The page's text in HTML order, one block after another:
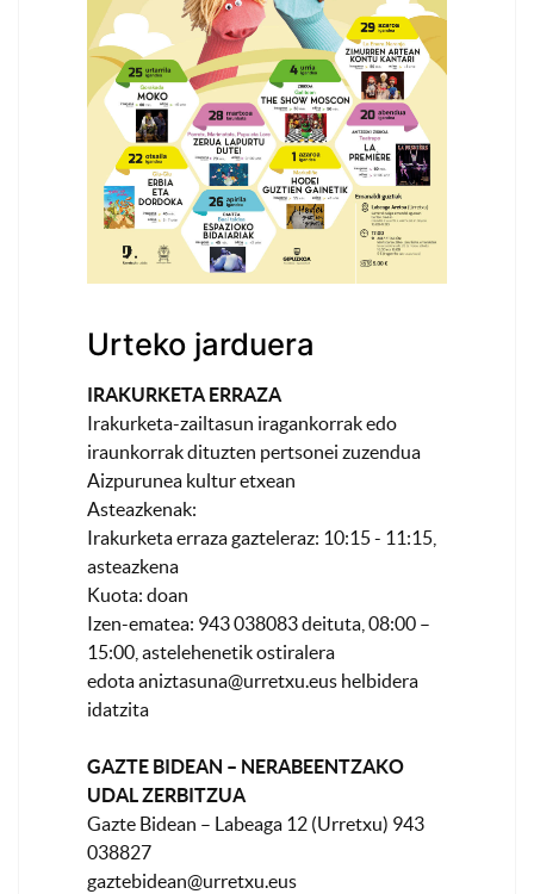
Urteko jarduera
IRAKURKETA ERRAZA
Irakurketa-zailtasun iragankorrak edo
iraunkorrak dituzten pertsonei zuzendua
Aizpurunea kultur etxean
Asteazkenak:
Irakurketa erraza gazteleraz: 10:15 - 11:15,
asteazkena
Kuota: doan
Izen-ematea: 943 038083 deituta, 08:00 –
15:00, astelehenetik ostiralera
edotaaniztasuna@urretxu.eus helbidera
idatzita
GAZTE BIDEAN – NERABEENTZAKO
UDAL ZERBITZUA
Gazte Bidean – Labeaga 12 (Urretxu) 943
038827
gaztebidean@urretxu.eus